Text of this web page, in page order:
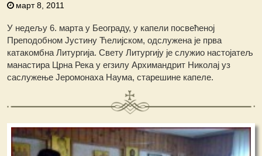
март 8, 2011
У недељу 6. марта у Београду, у капели посвећеној
Преподобном Јустину Ћелијском, одслужена је прва
катакомбна Литургија. Свету Литургију је служио настојатељ
манастира Црна Река у егзилу Архимандрит Николај уз
саслужење Јеромонаха Наума, старешине капеле.